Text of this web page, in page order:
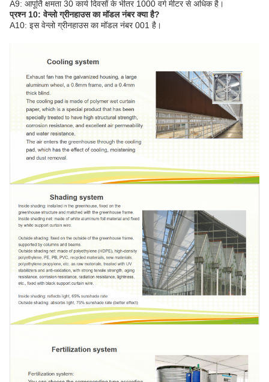
A9: आपूर्ति क्षमता 30 कार्य दिवसों के भीतर 1000 वर्ग मीटर से अधिक है।
प्रश्न 10: वेन्लो ग्रीनहाउस का मॉडल नंबर क्या है?
A10: इस वेन्लो ग्रीनहाउस का मॉडल नंबर 001 है।